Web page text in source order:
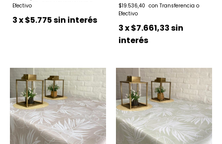
3x$5.775sin interés
$19.536,40
3x$7.661,33sin
interés